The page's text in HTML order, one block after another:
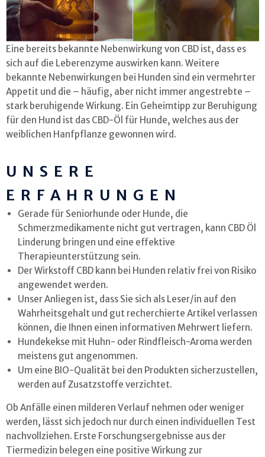
Eine bereits bekannte Nebenwirkung von CBD ist, dass es
sich auf die Leberenzyme auswirken kann. Weitere
bekannte Nebenwirkungen bei Hunden sind ein vermehrter
Appetit und die – häufig, aber nicht immer angestrebte –
stark beruhigende Wirkung. Ein Geheimtipp zur Beruhigung
für den Hund ist das CBD-Öl für Hunde, welches aus der
weiblichen Hanfpflanze gewonnen wird.
UNSERE
ERFAHRUNGEN
Gerade für Seniorhunde oder Hunde, die
Schmerzmedikamente nicht gut vertragen, kann CBD Öl
Linderung bringen und eine effektive
Therapieunterstützung sein.
Der Wirkstoff CBD kann bei Hunden relativ frei von Risiko
angewendet werden.
Unser Anliegen ist, dass Sie sich als Leser/in auf den
Wahrheitsgehalt und gut recherchierte Artikel verlassen
können, die Ihnen einen informativen Mehrwert liefern.
Hundekekse mit Huhn- oder Rindfleisch-Aroma werden
meistens gut angenommen.
Um eine BIO-Qualität bei den Produkten sicherzustellen,
werden auf Zusatzstoffe verzichtet.
Ob Anfälle einen milderen Verlauf nehmen oder weniger
werden, lässt sich jedoch nur durch einen individuellen Test
nachvollziehen. Erste Forschungsergebnisse aus der
Tiermedizin belegen eine positive Wirkung zur